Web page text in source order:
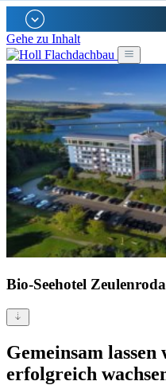
Gehe zu Inhalt
Bio-Seehotel Zeulenroda
Gemeinsam
erfolgreich